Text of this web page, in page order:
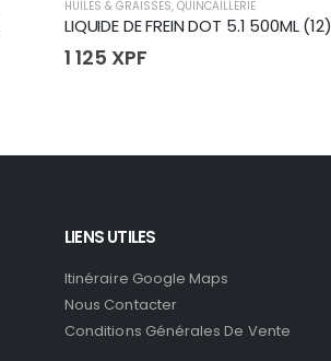
HUILES & GRAISSES, QUINCAILLERIE
LIQUIDE DE FREIN DOT 5.1 500ML (12)
1 125 XPF
LIENS UTILES
Itinéraire Google Maps
Nous Contacter
Conditions Générales De Vente